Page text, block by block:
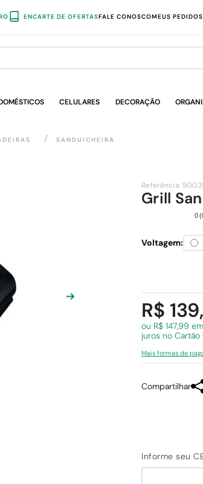
ENCARTE DE OFERTASFALE CONOSCOMEUS PEDIDOS
CELULARES DECORAÇÃO
SANDUICHEIRA
Referência:
Grill
0(
Voltagem:
R$
ou R$ 147,99 em
juros no
Mais formas de
Compartilhar